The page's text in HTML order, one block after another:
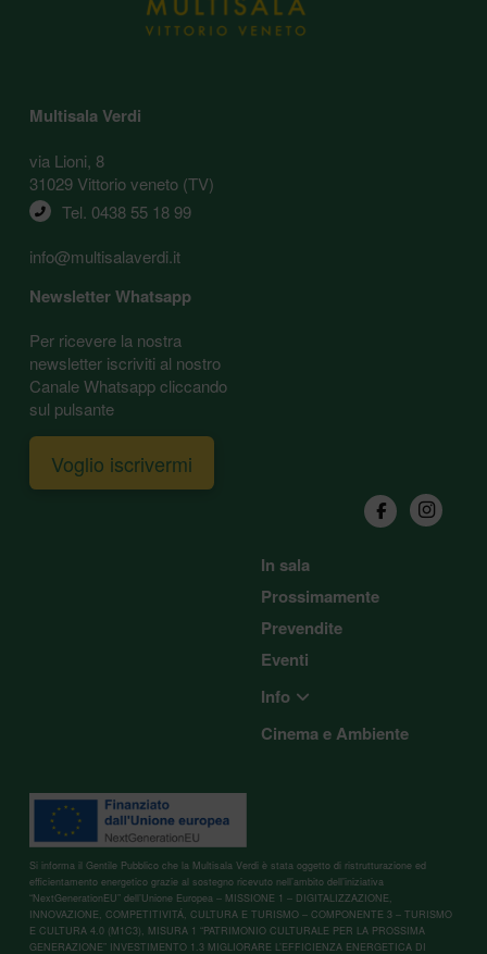
Multisala Verdi
via Lioni, 8
31029 Vittorio veneto (TV)
Tel. 0438 55 18 99
info@multisalaverdi.it
Newsletter Whatsapp
Per ricevere la nostra
newsletter iscriviti al nostro
Canale Whatsapp cliccando
sul pulsante
Voglio iscrivermi
In sala
Prossimamente
Prevendite
Eventi
Info
Cinema e Ambiente
Si informa il Gentile Pubblico che la Multisala Verdi è stata oggetto di ristrutturazione ed
efficientamento energetico grazie al sostegno ricevuto nell’ambito dell’iniziativa
“NextGenerationEU” dell’Unione Europea – MISSIONE 1 – DIGITALIZZAZIONE,
INNOVAZIONE, COMPETITIVITÁ, CULTURA E TURISMO – COMPONENTE 3 – TURISMO
E CULTURA 4.0 (M1C3), MISURA 1 “PATRIMONIO CULTURALE PER LA PROSSIMA
GENERAZIONE” INVESTIMENTO 1.3 MIGLIORARE L’EFFICIENZA ENERGETICA DI